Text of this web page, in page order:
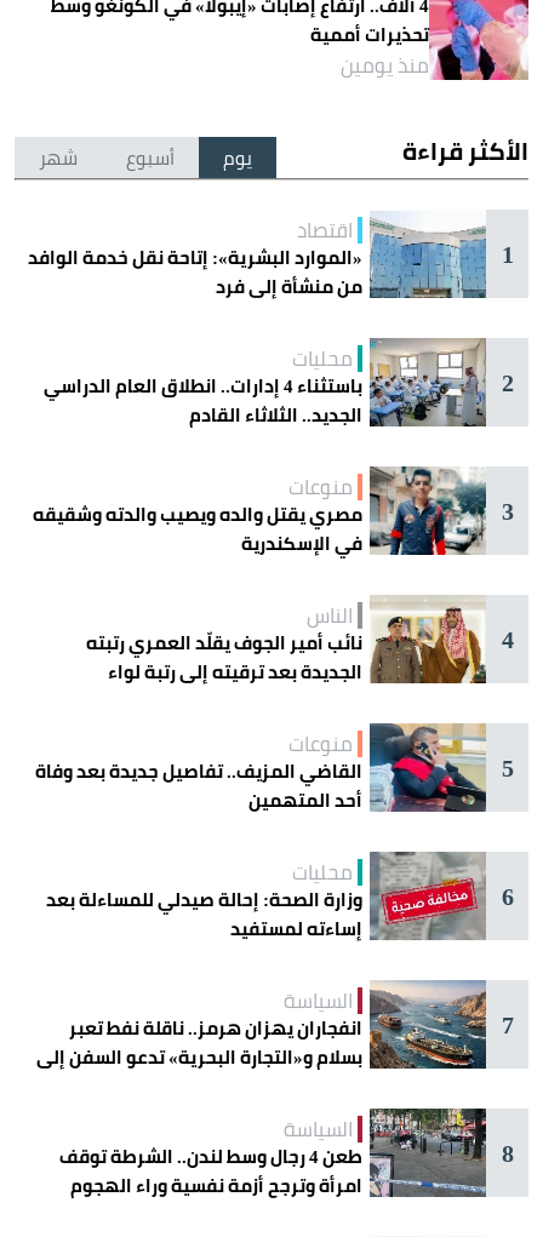
تحذيرات أممية
منذ يومين
الأكثر قراءة يوم أسبوع شهر
1
اقتصاد
«الموارد البشرية»: إتاحة نقل خدمة الوافد
من منشأة إلى فرد
2
محليات
باستثناء 4 إدارات.. انطلاق العام الدراسي
الجديد.. الثلاثاء القادم
3
منوعات
مصري يقتل والده ويصيب والدته وشقيقه
في الإسكندرية
4
الناس
نائب أمير الجوف يقلّد العمري رتبته
الجديدة بعد ترقيته إلى رتبة لواء
5
منوعات
القاضي المزيف.. تفاصيل جديدة بعد وفاة
أحد المتهمين
6
محليات
وزارة الصحة: إحالة صيدلي للمساءلة بعد
إساءته لمستفيد
7
السياسة
انفجاران يهزان هرمز.. ناقلة نفط تعبر
بسلام و«التجارة البحرية» تدعو السفن إلى
8
السياسة
طعن 4 رجال وسط لندن.. الشرطة توقف
امرأة وترجح أزمة نفسية وراء الهجوم